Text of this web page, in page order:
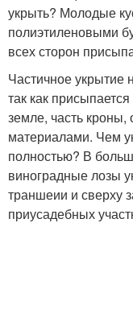
укрыть? Молодые
полиэтиленовыми
всех сторон
Частичное укрытие
так как
земле, часть
материалами. Чем
полностью? В
виноградные лозы
траншеии и сверху
приусадебных